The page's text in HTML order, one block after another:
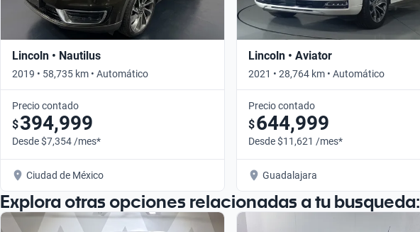
Lincoln • Nautilus
2019 • 58,735 km • Automático
Precio contado
$394,999
Desde $7,354 /mes*
Ciudad de México
Lincoln • Aviator
2021 • 28,764 km • Automático
Precio contado
$644,999
Desde $11,621 /mes*
Guadalajara
Explora otras opciones relacionadas a tu busqueda: